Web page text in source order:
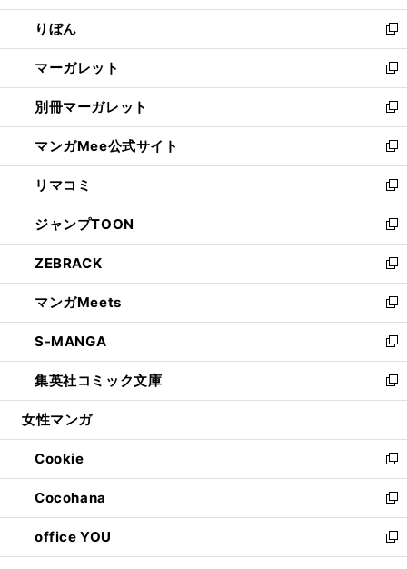
開
く
ウ
で
開
く
ン
ド
ウ
で
開
く
ウ
ィ
ン
ド
ウ
で
開
く
りぼん
新
し
い
ウ
ィ
ン
ド
ウ
で
開
く
マーガレット
新
し
い
ウ
ィ
ン
ド
ウ
で
開
く
別冊マーガレット
新
し
い
ウ
ィ
ン
ド
ウ
で
開
く
マンガMee公式サイト
新
し
い
ウ
ィ
ン
ド
ウ
で
開
く
リマコミ
新
し
い
ウ
ィ
ン
ド
ウ
で
開
く
ジャンプTOON
新
し
い
ウ
ィ
ン
ド
ウ
で
開
ZEBRACK
新
し
い
ウ
ィ
ン
ド
ウ
開
く
マンガMeets
新
し
い
ウ
ィ
ン
ウ
で
開
く
S-MANGA
新
し
い
ウ
ン
ド
ウ
で
開
く
集英社コミック文庫
新
し
ウ
ィ
ン
ド
ウ
で
開
女性マンガ
Cookie
新
し
い
ウ
ィ
ン
Cocohana
新
し
い
ウ
office YOU
新
し